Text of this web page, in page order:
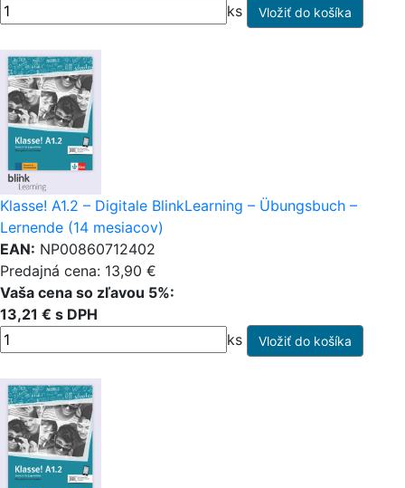
ks
Klasse! A1.2 – Digitale BlinkLearning – Übungsbuch –
Lernende (14 mesiacov)
EAN: NP00860712402
Predajná cena: 13,90 €
Vaša cena so zľavou 5%:
13,21 € s DPH
ks